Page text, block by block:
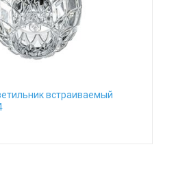
до
плафонов
вниз
встраиваемый